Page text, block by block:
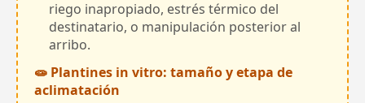
riego inapropiado, estrés térmico del
destinatario, o manipulación posterior al
arribo.
🧫 Plantines in vitro: tamaño y etapa de
aclimatación